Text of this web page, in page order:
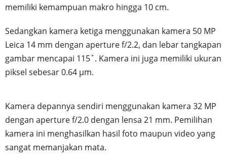
memiliki kemampuan makro hingga 10 cm.
Sedangkan kamera ketiga menggunakan kamera 50 MP
Leica 14 mm dengan aperture f/2.2, dan lebar tangkapan
gambar mencapai 115˚. Kamera ini juga memiliki ukuran
piksel sebesar 0.64 µm.
Kamera depannya sendiri menggunakan kamera 32 MP
dengan aperture f/2.0 dengan lensa 21 mm. Pemilihan
kamera ini menghasilkan hasil foto maupun video yang
sangat memanjakan mata.